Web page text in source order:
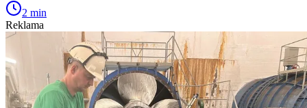
2 min
Reklama